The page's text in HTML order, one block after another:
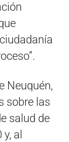
Neuquén,
sobre las
salud de
al